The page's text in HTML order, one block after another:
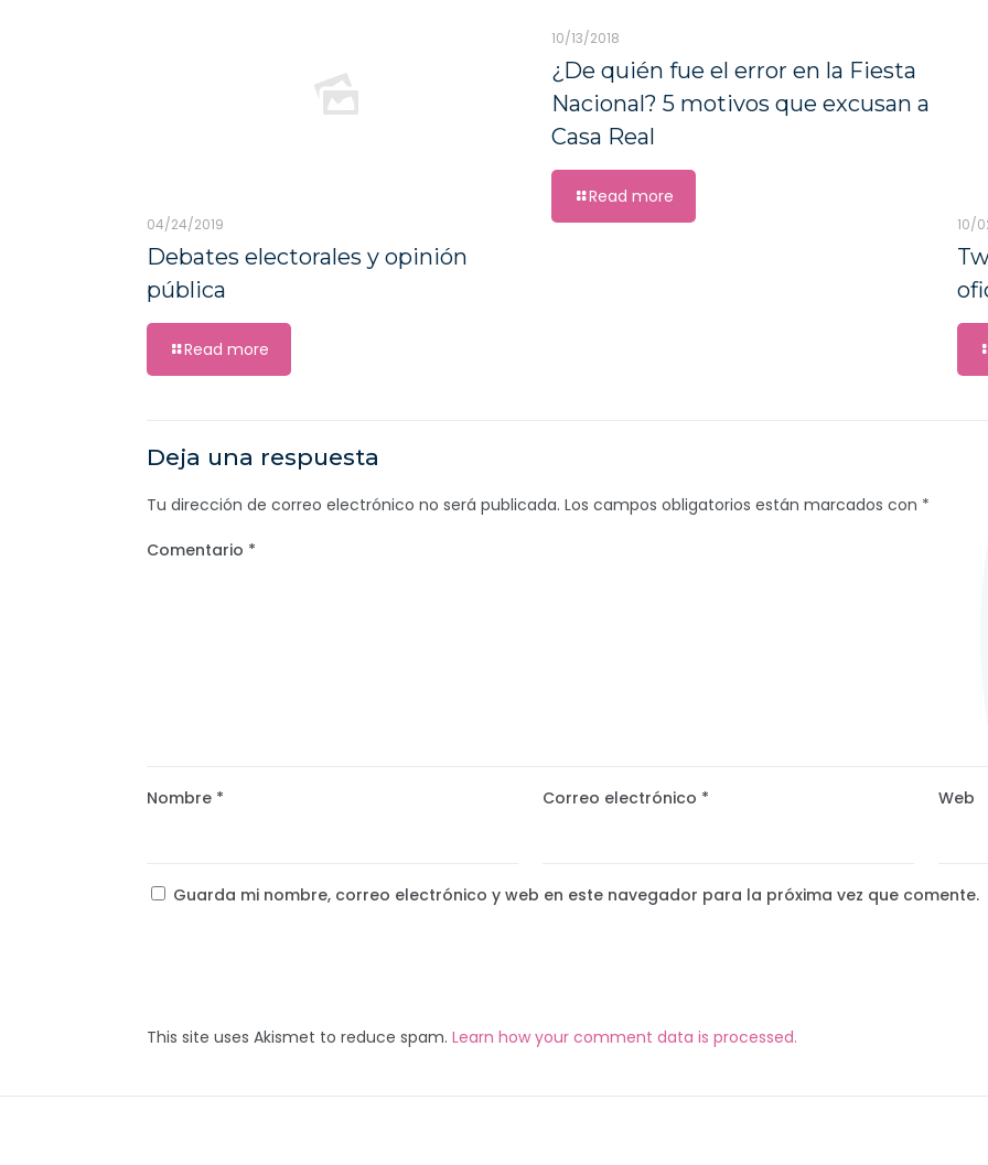
04/24/2019
Debates electorales y opinión
pública
Read more
10/13/2018
¿De quién fue el error en la Fiesta
Nacional? 5 motivos que excusan a
Casa Real
Read more
10/
Deja una respuesta
Tu dirección de correo electrónico no será publicada. Los campos obligatorios están marcados con *
Comentario *
Nombre * Correo electrónico * Web
Guarda mi nombre, correo electrónico y web en este navegador para la próxima vez que comente.
This site uses Akismet to reduce spam. Learn how your comment data is processed.